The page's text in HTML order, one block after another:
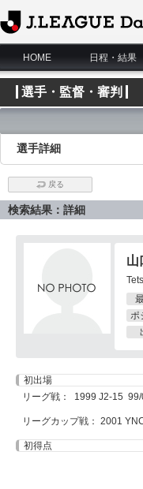
J.League Data Site
HOME
日程・結果
選手・監督・審判
選手詳細
戻る
検索結果：詳細
ポ
初出場
リーグ戦： 1999 J2-15
リーグカップ戦： 2001
初得点